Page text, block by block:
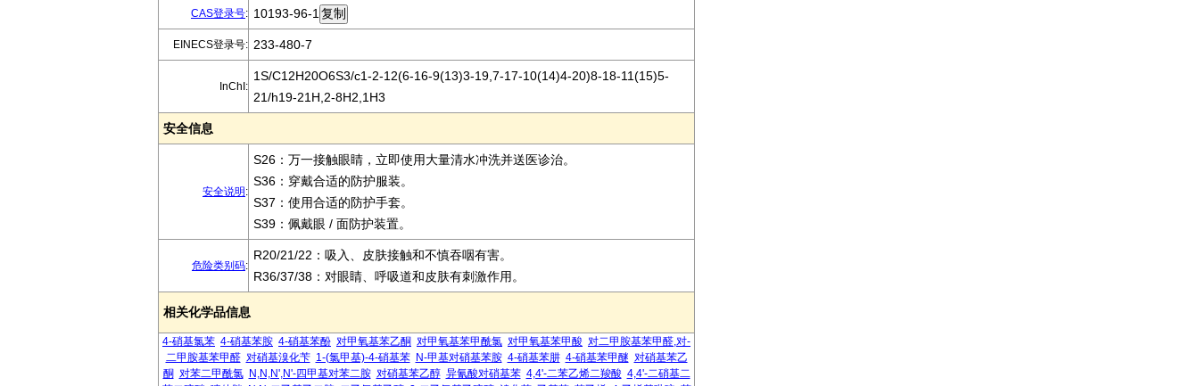
CAS登录号: 10193-96-1
EINECS登录号: 233-480-7
InChI:
1S/C12H20O6S3/c1-2-12(6-16-9(13)3-19,7-17-10(14)4-20)8-18-11(15)5-
21/h19-21H,2-8H2,1H3
安全信息
安全说明 :
S26：万一接触眼睛，立即使用大量清水冲洗并送医诊治。
S36：穿戴合适的防护服装。
S37：使用合适的防护手套。
S39：佩戴眼 / 面防护装置。
危险类别码:
R20/21/22：吸入、皮肤接触和不慎吞咽有害。
R36/37/38：对眼睛、呼吸道和皮肤有刺激作用。
相关化学品信息
4-硝基氯苯 4-硝基苯胺 4-硝基苯酚 对甲氧基苯乙酮 对甲氧基苯甲酰氯 对甲氧基苯甲酸 对二甲胺基苯甲醛,对-
二甲胺基苯甲醛 对硝基溴化苄 1-(氯甲基)-4-硝基苯 N-甲基对硝基苯胺 4-硝基苯肼 4-硝基苯甲醚 对硝基苯乙
酮 对苯二甲酰氯 N,N,N',N'-四甲基对苯二胺 对硝基苯乙醇 异氰酸对硝基苯 4,4'-二苯乙烯二羧酸 4,4'-二硝基二